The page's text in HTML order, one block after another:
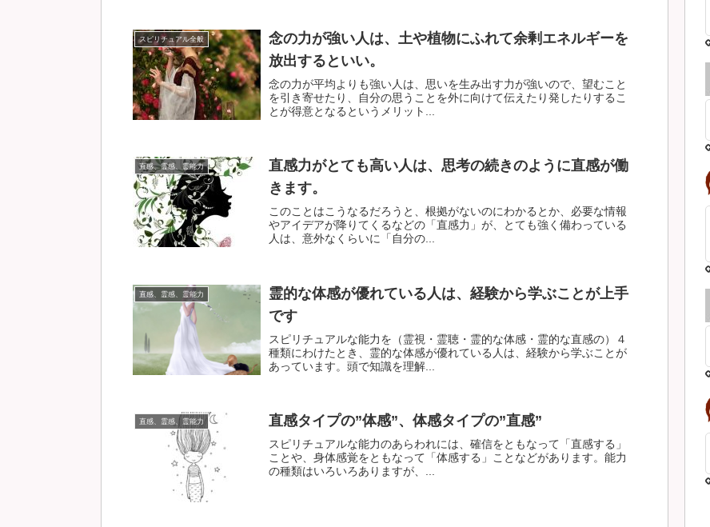
スピリチュアル全般
念の力が強い人は、土や植物にふれて余剰エネルギーを
放出するといい。
念の力が平均よりも強い人は、思いを生み出す力が強いので、望むこと
を引き寄せたり、自分の思うことを外に向けて伝えたり発したりするこ
とが得意となるというメリット...
直感、霊感、霊能力
直感力がとても高い人は、思考の続きのように直感が働
きます。
このことはこうなるだろうと、根拠がないのにわかるとか、必要な情報
やアイデアが降りてくるなどの「直感力」が、とても強く備わっている
人は、意外なくらいに「自分の...
直感、霊感、霊能力
霊的な体感が優れている人は、経験から学ぶことが上手
です
スピリチュアルな能力を（霊視・霊聴・霊的な体感・霊的な直感の）４
種類にわけたとき、霊的な体感が優れている人は、経験から学ぶことが
あっています。頭で知識を理解...
直感、霊感、霊能力 直感タイプの”体感”、体感タイプの”直感”
スピリチュアルな能力のあらわれには、確信をともなって「直感する」
ことや、身体感覚をともなって「体感する」ことなどがあります。能力
の種類はいろいろありますが、...